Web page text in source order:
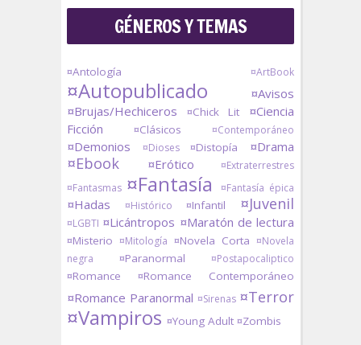
GÉNEROS Y TEMAS
¤Antología ¤ArtBook
¤Autopublicado
¤Avisos
¤Brujas/Hechiceros
¤Chick Lit
¤Ciencia
Ficción
¤Clásicos ¤Contemporáneo
¤Demonios ¤Dioses ¤Distopía ¤Drama
¤Ebook ¤Erótico
¤Extraterrestres
¤Fantasmas ¤Fantasía ¤Fantasía épica
¤Hadas ¤Histórico ¤Infantil ¤Juvenil
¤LGBTI ¤Licántropos ¤Maratón de lectura
¤Misterio ¤Mitología ¤Novela Corta ¤Novela
negra
¤Paranormal ¤Postapocaliptico
¤Romance ¤Romance Contemporáneo
¤Romance Paranormal ¤Sirenas ¤Terror
¤Vampiros ¤Young Adult ¤Zombis